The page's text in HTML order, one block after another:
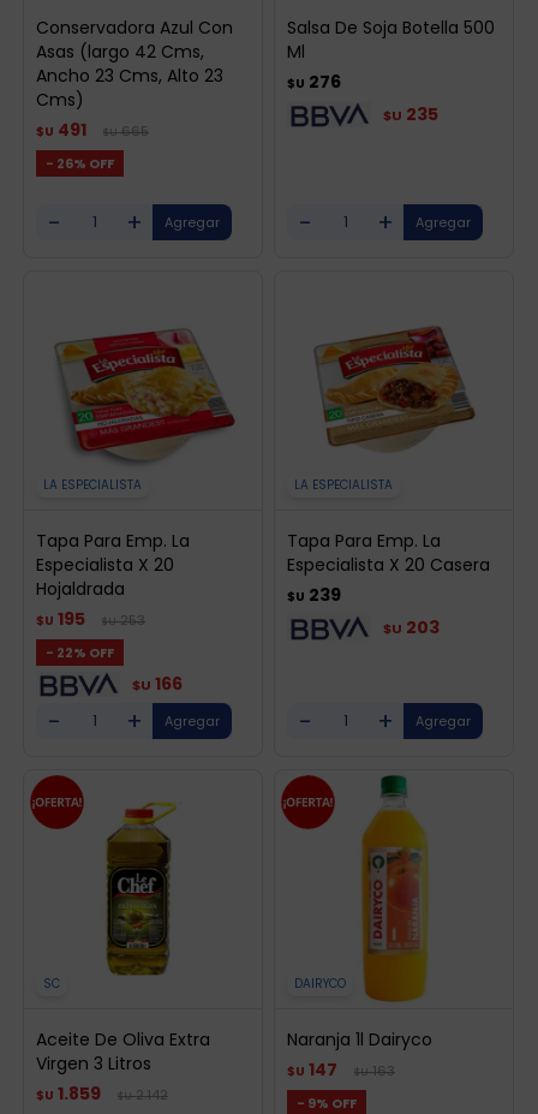
Conservadora Azul Con
Asas (largo 42 Cms,
Ancho 23 Cms, Alto 23
Cms)
$U 491 $U 665
26
- +
Salsa De Soja Botella 500
Ml
$U 276
$U 235
- +
LA ESPECIALISTA
Tapa Para Emp. La
Especialista X 20
Hojaldrada
$U 195 $U 253
22
$U 166
- +
LA ESPECIALISTA
Tapa Para Emp. La
Especialista X 20 Casera
$U 239
$U 203
- +
SC
Aceite De Oliva Extra
Virgen 3 Litros
$U 1.859 $U 2.142
DAIRYCO
Naranja 1l Dairyco
$U 147 $U 163
9